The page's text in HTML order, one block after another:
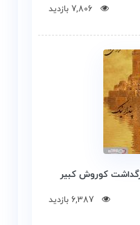
7,806 بازدید
کوروش کبیر
6,387 بازدید